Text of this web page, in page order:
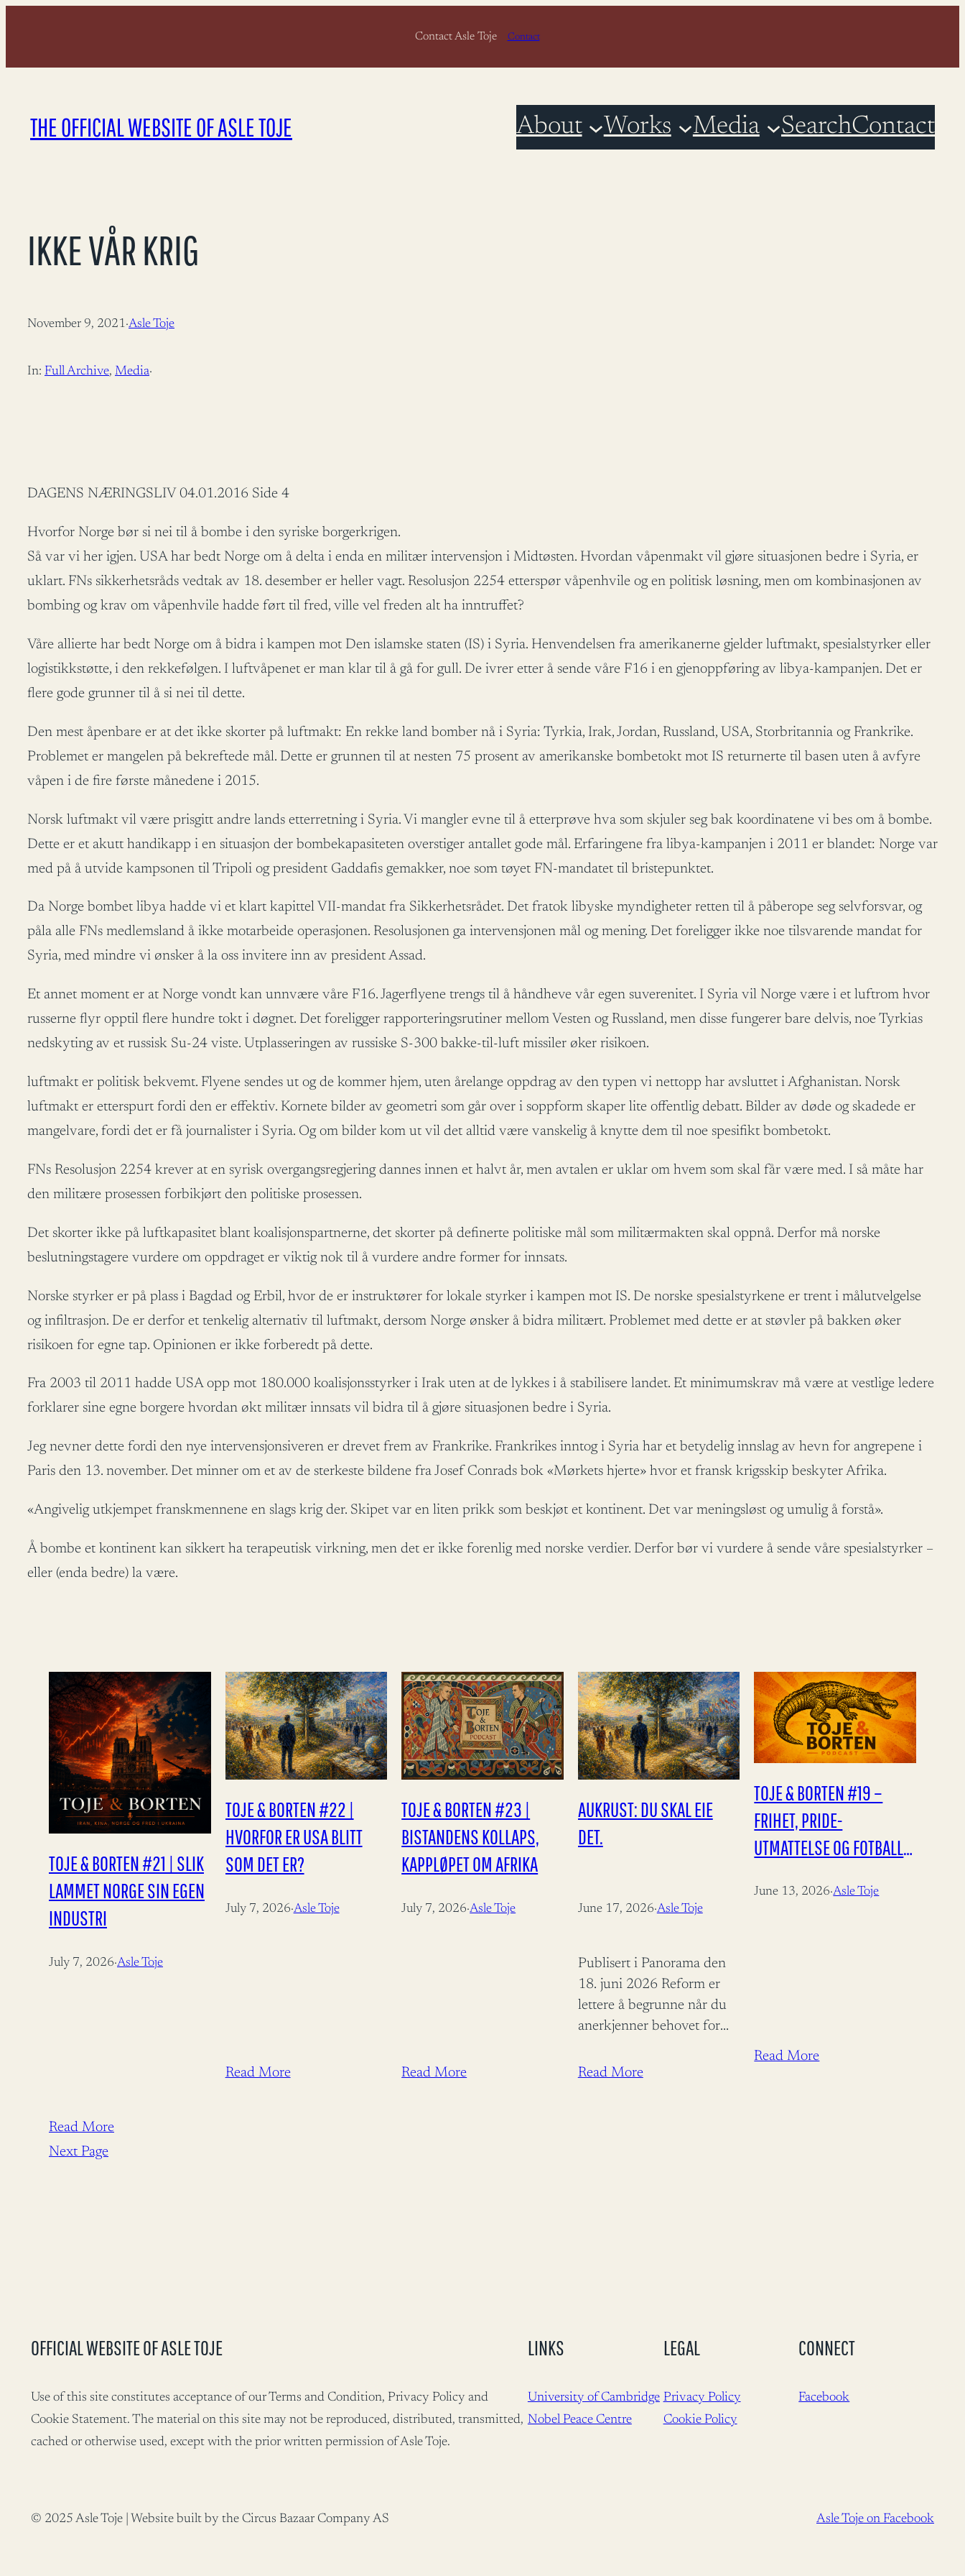
content
Contact Asle Toje Contact
THE OFFICIAL WEBSITE OF ASLE TOJE About Works Media SearchContact
IKKE VÅR KRIG
November 9, 2021·Asle Toje
In: Full Archive, Media·
DAGENS NÆRINGSLIV 04.01.2016 Side 4
Hvorfor Norge bør si nei til å bombe i den syriske borgerkrigen.
Så var vi her igjen. USA har bedt Norge om å delta i enda en militær intervensjon i Midtøsten. Hvordan våpenmakt vil gjøre situasjonen bedre i Syria, er
uklart. FNs sikkerhetsråds vedtak av 18. desember er heller vagt. Resolusjon 2254 etterspør våpenhvile og en politisk løsning, men om kombinasjonen av
bombing og krav om våpenhvile hadde ført til fred, ville vel freden alt ha inntruffet?
Våre allierte har bedt Norge om å bidra i kampen mot Den islamske staten (IS) i Syria. Henvendelsen fra amerikanerne gjelder luftmakt, spesialstyrker eller
logistikkstøtte, i den rekkefølgen. I luftvåpenet er man klar til å gå for gull. De ivrer etter å sende våre F16 i en gjenoppføring av libya-kampanjen. Det er
flere gode grunner til å si nei til dette.
Den mest åpenbare er at det ikke skorter på luftmakt: En rekke land bomber nå i Syria: Tyrkia, Irak, Jordan, Russland, USA, Storbritannia og Frankrike.
Problemet er mangelen på bekreftede mål. Dette er grunnen til at nesten 75 prosent av amerikanske bombetokt mot IS returnerte til basen uten å avfyre
våpen i de fire første månedene i 2015.
Norsk luftmakt vil være prisgitt andre lands etterretning i Syria. Vi mangler evne til å etterprøve hva som skjuler seg bak koordinatene vi bes om å bombe.
Dette er et akutt handikapp i en situasjon der bombekapasiteten overstiger antallet gode mål. Erfaringene fra libya-kampanjen i 2011 er blandet: Norge var
med på å utvide kampsonen til Tripoli og president Gaddafis gemakker, noe som tøyet FN-mandatet til bristepunktet.
Da Norge bombet libya hadde vi et klart kapittel VII-mandat fra Sikkerhetsrådet. Det fratok libyske myndigheter retten til å påberope seg selvforsvar, og
påla alle FNs medlemsland å ikke motarbeide operasjonen. Resolusjonen ga intervensjonen mål og mening. Det foreligger ikke noe tilsvarende mandat for
Syria, med mindre vi ønsker å la oss invitere inn av president Assad.
Et annet moment er at Norge vondt kan unnvære våre F16. Jagerflyene trengs til å håndheve vår egen suverenitet. I Syria vil Norge være i et luftrom hvor
russerne flyr opptil flere hundre tokt i døgnet. Det foreligger rapporteringsrutiner mellom Vesten og Russland, men disse fungerer bare delvis, noe Tyrkias
nedskyting av et russisk Su-24 viste. Utplasseringen av russiske S-300 bakke-til-luft missiler øker risikoen.
luftmakt er politisk bekvemt. Flyene sendes ut og de kommer hjem, uten årelange oppdrag av den typen vi nettopp har avsluttet i Afghanistan. Norsk
luftmakt er etterspurt fordi den er effektiv. Kornete bilder av geometri som går over i soppform skaper lite offentlig debatt. Bilder av døde og skadede er
mangelvare, fordi det er få journalister i Syria. Og om bilder kom ut vil det alltid være vanskelig å knytte dem til noe spesifikt bombetokt.
FNs Resolusjon 2254 krever at en syrisk overgangsregjering dannes innen et halvt år, men avtalen er uklar om hvem som skal får være med. I så måte har
den militære prosessen forbikjørt den politiske prosessen.
Det skorter ikke på luftkapasitet blant koalisjonspartnerne, det skorter på definerte politiske mål som militærmakten skal oppnå. Derfor må norske
beslutningstagere vurdere om oppdraget er viktig nok til å vurdere andre former for innsats.
Norske styrker er på plass i Bagdad og Erbil, hvor de er instruktører for lokale styrker i kampen mot IS. De norske spesialstyrkene er trent i målutvelgelse
og infiltrasjon. De er derfor et tenkelig alternativ til luftmakt, dersom Norge ønsker å bidra militært. Problemet med dette er at støvler på bakken øker
risikoen for egne tap. Opinionen er ikke forberedt på dette.
Fra 2003 til 2011 hadde USA opp mot 180.000 koalisjonsstyrker i Irak uten at de lykkes i å stabilisere landet. Et minimumskrav må være at vestlige ledere
forklarer sine egne borgere hvordan økt militær innsats vil bidra til å gjøre situasjonen bedre i Syria.
Jeg nevner dette fordi den nye intervensjonsiveren er drevet frem av Frankrike. Frankrikes inntog i Syria har et betydelig innslag av hevn for angrepene i
Paris den 13. november. Det minner om et av de sterkeste bildene fra Josef Conrads bok «Mørkets hjerte» hvor et fransk krigsskip beskyter Afrika.
«Angivelig utkjempet franskmennene en slags krig der. Skipet var en liten prikk som beskjøt et kontinent. Det var meningsløst og umulig å forstå».
Å bombe et kontinent kan sikkert ha terapeutisk virkning, men det er ikke forenlig med norske verdier. Derfor bør vi vurdere å sende våre spesialstyrker –
eller (enda bedre) la være.
TOJE & BORTEN #21 | SLIK
LAMMET NORGE SIN EGEN
INDUSTRI
July 7, 2026·Asle Toje
Read More
TOJE & BORTEN #22 |
HVORFOR ER USA BLITT
SOM DET ER?
July 7, 2026·Asle Toje
Read More
TOJE & BORTEN #23 |
BISTANDENS KOLLAPS,
KAPPLØPET OM AFRIKA
July 7, 2026·Asle Toje
Read More
AUKRUST: DU SKAL EIE
DET.
June 17, 2026·Asle Toje
Publisert i Panorama den
18. juni 2026 Reform er
lettere å begrunne når du
anerkjenner behovet for
Utviklingsminister
Read More
TOJE & BORTEN #19 –
FRIHET, PRIDE-
UTMATTELSE OG FOTBALL-
June 13, 2026·Asle Toje
Read More
Next Page
OFFICIAL WEBSITE OF ASLE TOJE
Use of this site constitutes acceptance of our Terms and Condition, Privacy Policy and
Cookie Statement. The material on this site may not be reproduced, distributed, transmitted,
cached or otherwise used, except with the prior written permission of Asle Toje.
LINKS
University of Cambridge
Nobel Peace Centre
LEGAL
Privacy Policy
Cookie Policy
CONNECT
Facebook
© 2025 Asle Toje | Website built by the Circus Bazaar Company AS Asle Toje on Facebook